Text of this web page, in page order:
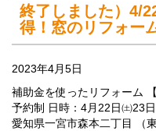
終了しました）4/
得！窓のリフォー
2023年4月5日
補助金を使ったリフォーム
予約制 日時：4月22日㈯23
愛知県一宮市森本二丁目 （